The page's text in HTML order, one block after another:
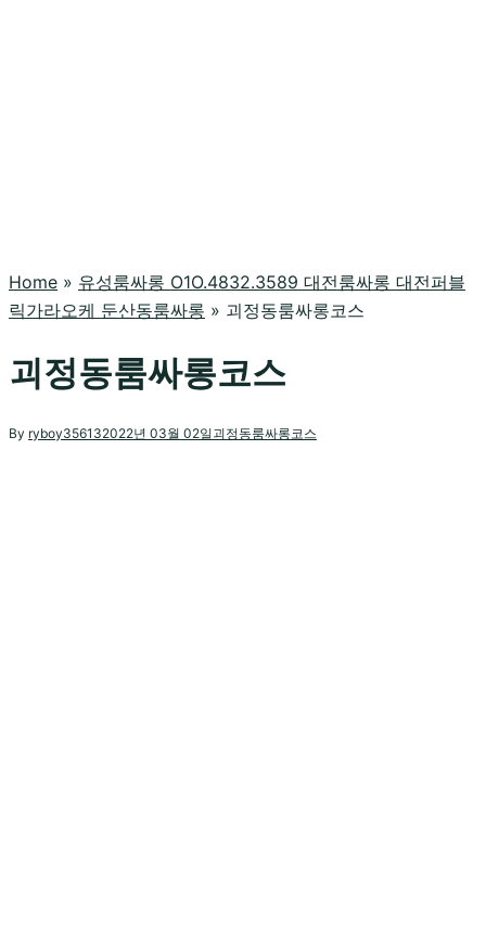
Home » 유성룸싸롱 O1O.4832.3589 대전룸싸롱 대전퍼블
릭가라오케 둔산동룸싸롱 » 괴정동룸싸롱코스
괴정동룸싸롱코스
By ryboy356132022년 03월 02일괴정동룸싸롱코스